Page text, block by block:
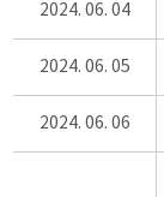
2024. 06. 04
2024. 06. 05
2024. 06. 06